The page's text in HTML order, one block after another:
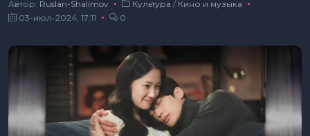
Автор: Ruslan-Shalimov Культура / Кино и музыка
03-июл-2024, 17:11
0